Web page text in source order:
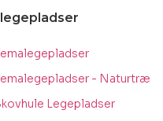
- Naturtræ
Legepladser